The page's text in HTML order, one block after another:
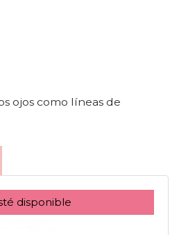
ojos como líneas de
disponible